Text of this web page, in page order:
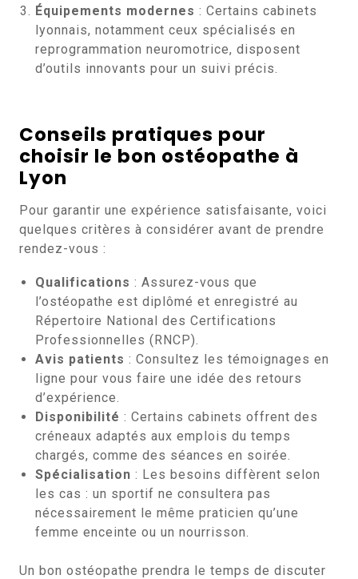
Équipements modernes : Certains cabinets
lyonnais, notamment ceux spécialisés en
reprogrammation neuromotrice, disposent
d’outils innovants pour un suivi précis.
Conseils pratiques pour
choisir le bon ostéopathe à
Lyon
Pour garantir une expérience satisfaisante, voici
quelques critères à considérer avant de prendre
rendez-vous :
Qualifications : Assurez-vous que
l’ostéopathe est diplômé et enregistré au
Répertoire National des Certifications
Professionnelles (RNCP).
Avis patients : Consultez les témoignages en
ligne pour vous faire une idée des retours
d’expérience.
Disponibilité : Certains cabinets offrent des
créneaux adaptés aux emplois du temps
chargés, comme des séances en soirée.
Spécialisation : Les besoins diffèrent selon
les cas : un sportif ne consultera pas
nécessairement le même praticien qu’une
femme enceinte ou un nourrisson.
Un bon ostéopathe prendra le temps de discuter